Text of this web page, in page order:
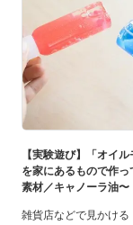
【実験遊び】「オイル
を家にあるもので作っ
素材／キャノーラ油〜
雑貨店などで見かける